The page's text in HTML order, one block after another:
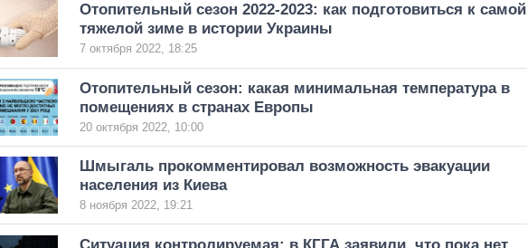
Отопительный сезон 2022-2023: как подготовиться к самой
тяжелой зиме в истории Украины
7 октября 2022, 18:25
Отопительный сезон: какая минимальная температура в
помещениях в странах Европы
20 октября 2022, 10:00
Шмыгаль прокомментировал возможность эвакуации
населения из Киева
8 ноября 2022, 19:21
Ситуация контролируемая: в КГГА заявили, что пока нет